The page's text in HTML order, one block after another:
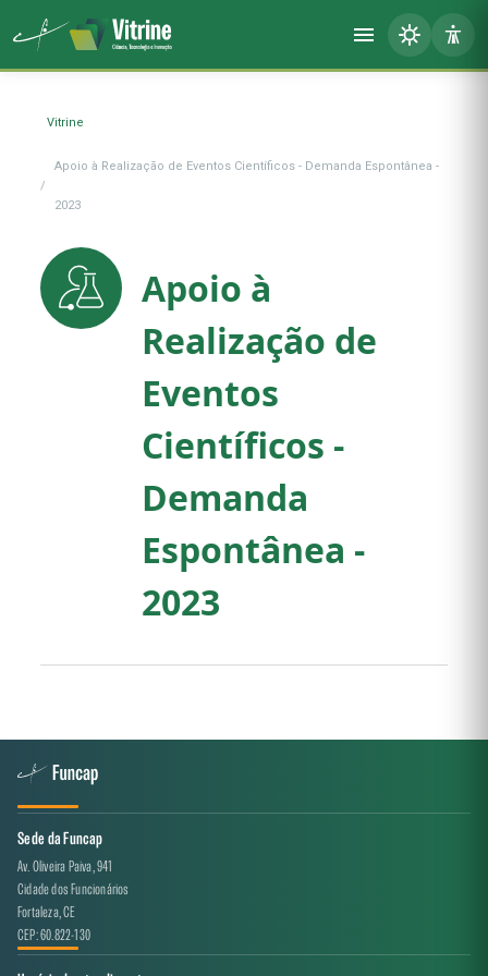
Vitrine
Apoio à Realização de Eventos Científicos - Demanda Espontânea -
2023
Apoio à
Realização de
Eventos
Científicos -
Demanda
Espontânea -
2023
Sede da Funcap
Av. Oliveira Paiva, 941
Cidade dos Funcionários
Fortaleza, CE
CEP: 60.822-130